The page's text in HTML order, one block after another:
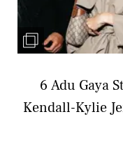
6 Adu Gaya
Kendall-Kylie